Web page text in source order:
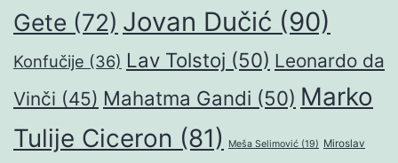
Gete (72) Jovan Dučić (90)
Konfučije (36) Lav Tolstoj (50) Leonardo da
Vinči (45) Mahatma Gandi (50) Marko
Tulije Ciceron (81) Meša Selimović (19) Miroslav